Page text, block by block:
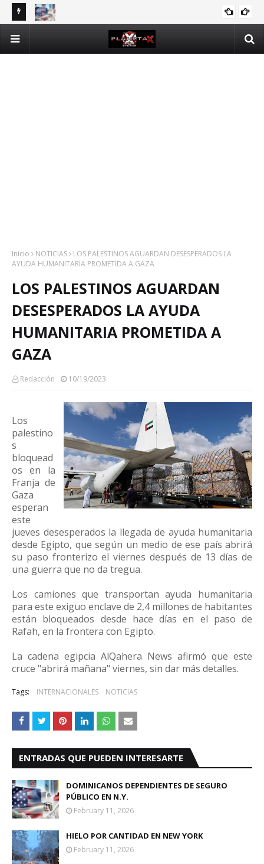
DOMINICANOS DEPENDIENTES DE SEGURO PÚBLICO EN N.Y.
Inicio NOTICIAS
LOS PALESTINOS AGUARDAN DESESPERADOS LA
AYUDA HUMANITARIA PROMETIDA A GAZA
LOS PALESTINOS AGUARDAN
DESESPERADOS LA AYUDA
HUMANITARIA PROMETIDA A
GAZA
Redacción 10/19/2023
Los
palestino
s
bloquead
os en la
Franja de
Gaza
esperan
este
jueves desesperados la llegada de ayuda humanitaria
desde Egipto, que según un medio de ese país abrirá
su paso fronterizo el viernes después de 13 días de
una guerra que no da tregua.
Los camiones que transportan ayuda humanitaria
para este exiguo enclave de 2,4 millones de habitantes
están bloqueados desde hace días en el paso de
Rafah, en la frontera con Egipto.
La cadena egipcia AlQahera News afirmó que este
cruce "abrirá mañana" viernes, sin dar más detalles.
Tags: INTERNACIONALES NOTICIAS
ENTRADAS QUE PUEDEN INTERESARTE
DOMINICANOS DEPENDIENTES DE SEGURO
PÚBLICO EN N.Y.
February 11, 2026
HIELO POR CANTIDAD EN NEW YORK
February 11, 2026